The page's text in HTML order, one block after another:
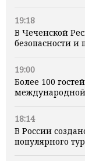
19:18
В Чеченской
безопасности и
19:00
Более 100
18:14
В России
популярного